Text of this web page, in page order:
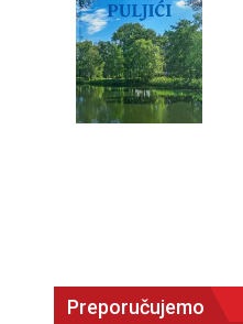
Preporučujemo